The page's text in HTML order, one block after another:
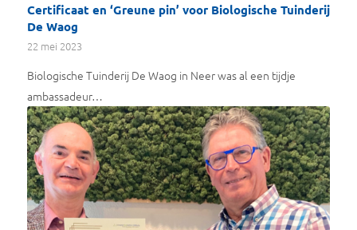
Certificaat en ‘Greune pin’ voor Biologische Tuinderij
De Waog
22 mei 2023
Biologische Tuinderij De Waog in Neer was al een tijdje
ambassadeur…